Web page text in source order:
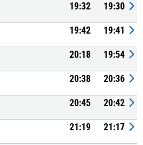
19:32 19:30
19:42 19:41
20:18 19:54
20:38 20:36
20:45 20:42
21:19 21:17